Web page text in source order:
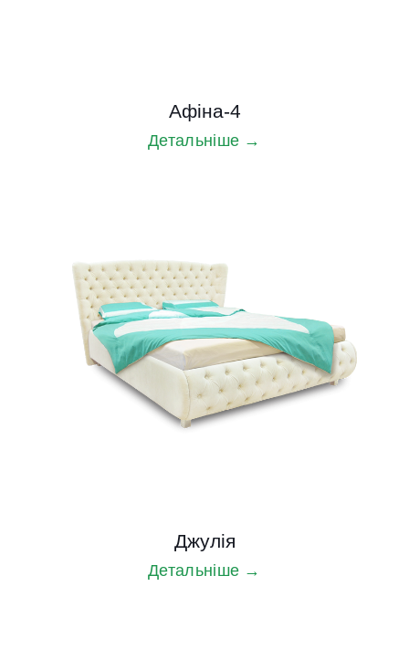
Афіна-4
Детальніше →
Джулія
Детальніше →